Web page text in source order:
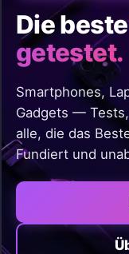
Die
getestet.
Smartphones,
Gadgets —
alle, die das
Fundiert und